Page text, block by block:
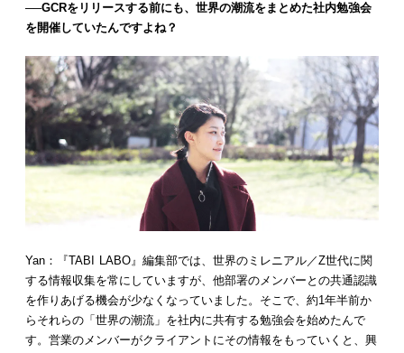
──GCRをリリースする前にも、世界の潮流をまとめた社内勉強会
を開催していたんですよね？
Yan：『TABI LABO』編集部では、世界のミレニアル／Z世代に関
する情報収集を常にしていますが、他部署のメンバーとの共通認識
を作りあげる機会が少なくなっていました。そこで、約1年半前か
らそれらの「世界の潮流」を社内に共有する勉強会を始めたんで
す。営業のメンバーがクライアントにその情報をもっていくと、興